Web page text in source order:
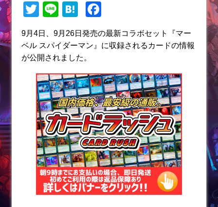
T
w
itt
er
Li
n
e
H
at
e
n
a
a
c
b
o
o
k
9月4日、9月26日発売の最新コラボセット『マー
ベル スパイダーマン』に収録されるカードの情報
が公開されました。